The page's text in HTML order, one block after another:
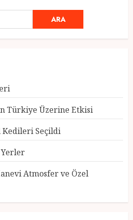
ARA
Türkiye Üzerine Etkisi
Kedileri Seçildi
Atmosfer ve Özel
En Güzel Kedileri
Seçildi
12 MART 2025